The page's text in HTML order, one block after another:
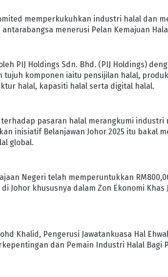
memperkukuhkan industri halal dan
menerusi Pelan Kemajuan
PIJ Holdings Sdn. Bhd. (PIJ Holdings)
tujuh komponen iaitu pensijilan halal,
halal, kapasiti halal serta digital halal.
pasaran halal merangkumi industri
inisiatif Belanjawan Johor 2025 itu bakal
global.
Negeri telah memperuntukkan
Johor khususnya dalam Zon Ekonomi Khas
Khalid, Pengerusi Jawatankuasa Hal
dan Pemain Industri Halal Bagi